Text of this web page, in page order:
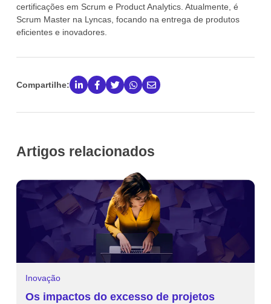
certificações em Scrum e Product Analytics. Atualmente, é
Scrum Master na Lyncas, focando na entrega de produtos
eficientes e inovadores.
Compartilhe:
Artigos relacionados
Inovação
Os impactos do excesso de projetos